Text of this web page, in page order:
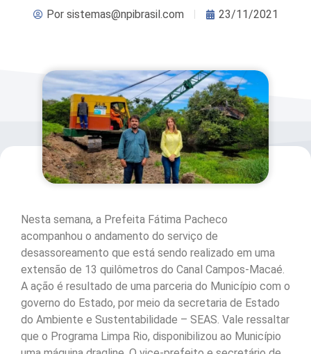
Porsistemas@npibrasil.com 23/11/2021
Nesta semana, a Prefeita Fátima Pacheco
acompanhou o andamento do serviço de
desassoreamento que está sendo realizado em uma
extensão de 13 quilômetros do Canal Campos-Macaé.
A ação é resultado de uma parceria do Município com o
governo do Estado, por meio da secretaria de Estado
do Ambiente e Sustentabilidade – SEAS. Vale ressaltar
que o Programa Limpa Rio, disponibilizou ao Município